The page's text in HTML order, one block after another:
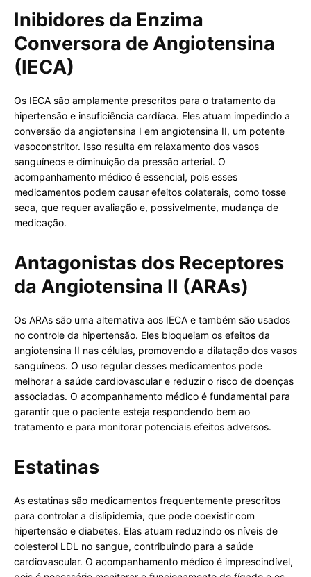
Inibidores da Enzima
Conversora de Angiotensina
(IECA)
Os IECA são amplamente prescritos para o tratamento da
hipertensão e insuficiência cardíaca. Eles atuam impedindo a
conversão da angiotensina I em angiotensina II, um potente
vasoconstritor. Isso resulta em relaxamento dos vasos
sanguíneos e diminuição da pressão arterial. O
acompanhamento médico é essencial, pois esses
medicamentos podem causar efeitos colaterais, como tosse
seca, que requer avaliação e, possivelmente, mudança de
medicação.
Antagonistas dos Receptores
da Angiotensina II (ARAs)
Os ARAs são uma alternativa aos IECA e também são usados
no controle da hipertensão. Eles bloqueiam os efeitos da
angiotensina II nas células, promovendo a dilatação dos vasos
sanguíneos. O uso regular desses medicamentos pode
melhorar a saúde cardiovascular e reduzir o risco de doenças
associadas. O acompanhamento médico é fundamental para
garantir que o paciente esteja respondendo bem ao
tratamento e para monitorar potenciais efeitos adversos.
Estatinas
As estatinas são medicamentos frequentemente prescritos
para controlar a dislipidemia, que pode coexistir com
hipertensão e diabetes. Elas atuam reduzindo os níveis de
colesterol LDL no sangue, contribuindo para a saúde
cardiovascular. O acompanhamento médico é imprescindível,